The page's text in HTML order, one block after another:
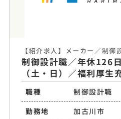
【紹介求人】メーカー／制御
制御設計職／年休126
（土・日）／福利厚生
職種
制御設計職
勤務地
加古川市